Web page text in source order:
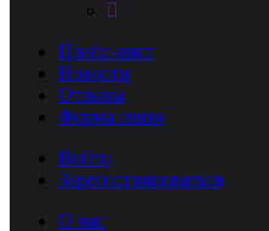
Прайс-лист
Новости
Отзывы
Форма связи
Войти
Зарегистрироваться
О нас